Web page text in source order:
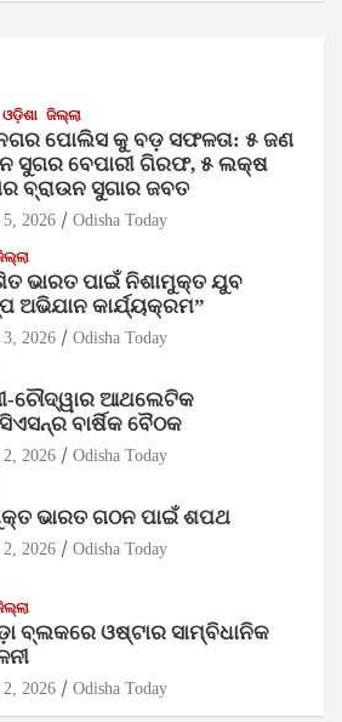
ଓଡ଼ିଶା ଜିଲ୍ଲା
ପୋଲିସ କୁ ବଡ଼ ସଫଳତା: ୫ ଜଣ
ସୁଗର ବେପାରୀ ଗିରଫ, ୫ ଲକ୍ଷ
ବ୍ରାଉନ ସୁଗାର ଜବତ
5, 2026 Odisha Today
ଭାରତ ପାଇଁ ନିଶାମୁକ୍ତ ଯୁବ
ଅଭିଯାନ କାର୍ଯ୍ୟକ୍ରମ”
3, 2026 Odisha Today
ଚୌଦ୍ୱାର ଆଥଲେଟିକ
ବାର୍ଷିକ ବୈଠକ
2, 2026 Odisha Today
ଭାରତ ଗଠନ ପାଇଁ ଶପଥ
2, 2026 Odisha Today
ବ୍ଲକରେ ଓଷ୍ଟାର ସାମ୍ବିଧାନିକ
2, 2026 Odisha Today